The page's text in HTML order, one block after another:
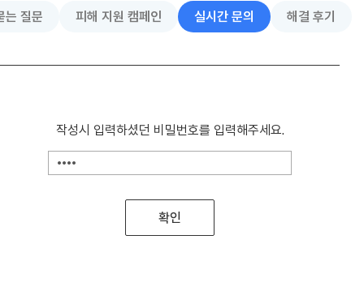
는 질문 피해 지원 캠페인 실시간 문의 해결 후기
작성시 입력하셨던 비밀번호를 입력해주세요.
확인